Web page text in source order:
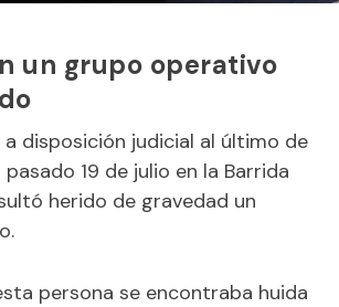
un grupo operativo
disposición judicial al último de
19 de julio en la Barrida
herido de gravedad un
persona se encontraba huida